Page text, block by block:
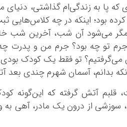
پا به زندگی‌ام گذاشتی،
بود؛ اینکه در چه کلاس‌هایی
می‌شود آن شب، آخرین شب
تو چه بود؟ جرم من و پدرت
تو فقط یک کودک بودی
بدانم، آسمان شهرم چندی بعد
قلبم آتش گرفته که این‌گونه
سوزشی از درون یک مادر، آهی